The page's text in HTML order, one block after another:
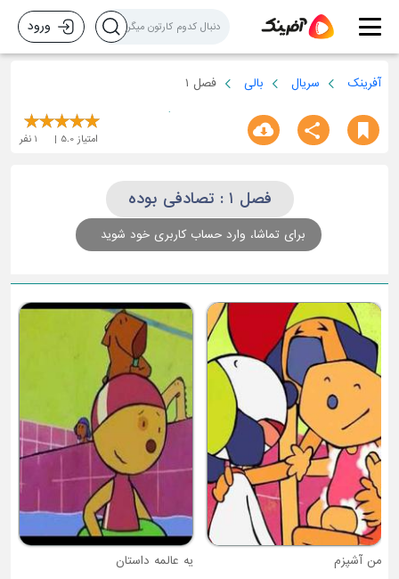
ورود
آفرینک سریال بالی فصل ۱
امتیاز 5.0
1 نفر
فصل ۱ : تصادفی بوده
برای تماشا، وارد حساب کاربری خود شوید
من آشپزم یه عالمه داستان